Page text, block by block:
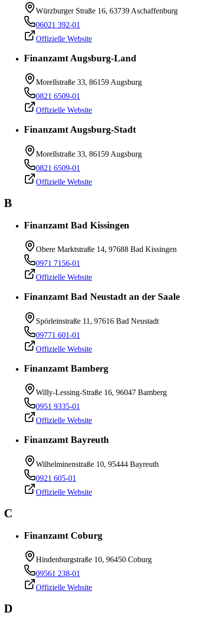
Würzburger Straße 16, 63739 Aschaffenburg
06021 392-01
Offizielle Website
Finanzamt Augsburg-Land
Morellstraße 33, 86159 Augsburg
0821 6509-01
Offizielle Website
Finanzamt Augsburg-Stadt
Morellstraße 33, 86159 Augsburg
0821 6509-01
Offizielle Website
B
Finanzamt Bad Kissingen
Obere Marktstraße 14, 97688 Bad Kissingen
0971 7156-01
Offizielle Website
Finanzamt Bad Neustadt an der Saale
Spörleinstraße 11, 97616 Bad Neustadt
09771 601-01
Offizielle Website
Finanzamt Bamberg
Willy-Lessing-Straße 16, 96047 Bamberg
0951 9335-01
Offizielle Website
Finanzamt Bayreuth
Wilhelminenstraße 10, 95444 Bayreuth
0921 605-01
Offizielle Website
C
Finanzamt Coburg
Hindenburgstraße 10, 96450 Coburg
09561 238-01
Offizielle Website
D